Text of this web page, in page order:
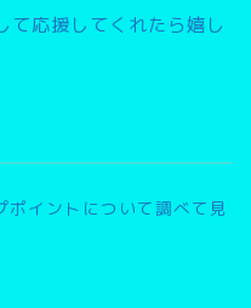
て応援してくれたら嬉し
ポイントについて調べて見